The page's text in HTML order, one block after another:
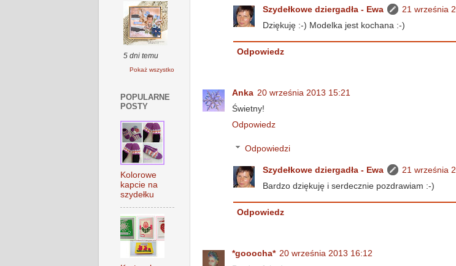
Szydełkowe dziergadła - Ewa
21 września
Dziękuję :-) Modelka jest kochana :-)
Odpowiedz
Anka 20 września 2013 15:21
Świetny!
Odpowiedz
Odpowiedzi
Szydełkowe dziergadła - Ewa
21 września
Bardzo dziękuję i serdecznie pozdrawiam :-)
Odpowiedz
*gooocha* 20 września 2013 16:12
5 dni temu
Pokaż wszystko
POPULARNE
POSTY
Kolorowe
kapcie na
szydełku